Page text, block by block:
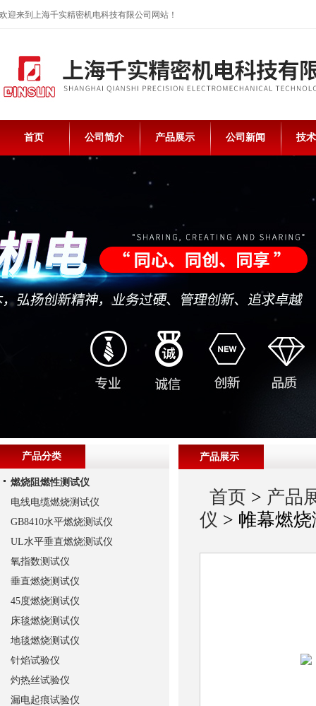
欢迎来到上海千实精密机电科技有限公司网站！
首页 公司简介 产品展示 公司新闻 技
产品展示
首页 > 产品
仪 > 帷幕燃
产品分类
燃烧阻燃性测试仪
电线电缆燃烧测试仪
GB8410水平燃烧测试仪
UL水平垂直燃烧测试仪
氧指数测试仪
垂直燃烧测试仪
45度燃烧测试仪
床毯燃烧测试仪
地毯燃烧测试仪
针焰试验仪
灼热丝试验仪
漏电起痕试验仪